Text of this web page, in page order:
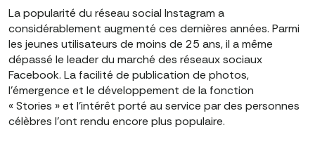
La popularité du réseau social Instagram a
considérablement augmenté ces dernières années. Parmi
les jeunes utilisateurs de moins de 25 ans, il a même
dépassé le leader du marché des réseaux sociaux
Facebook. La facilité de publication de photos,
l'émergence et le développement de la fonction
« Stories » et l'intérêt porté au service par des personnes
célèbres l'ont rendu encore plus populaire.